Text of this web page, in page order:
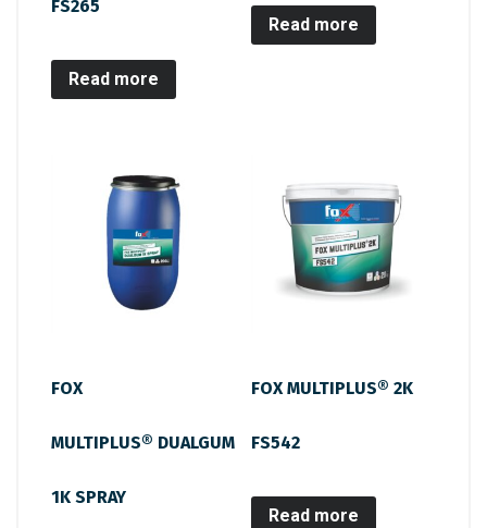
FS265
Read more
Read more
FOX
MULTIPLUS® DUALGUM
1K SPRAY
FOX MULTIPLUS® 2K
FS542
Read more